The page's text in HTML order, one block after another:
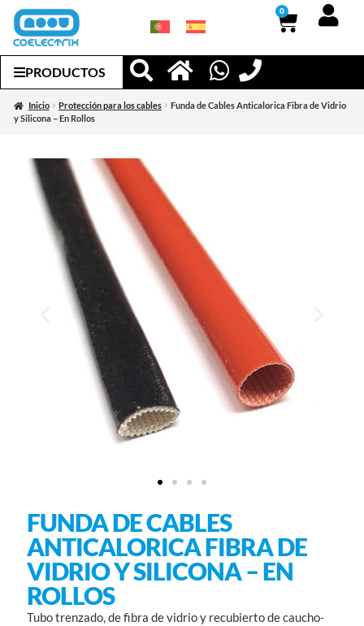
0
PRODUCTOS
Inicio Protección para los cables
Funda de Cables Anticalorica Fibra de Vidrio
y Silicona – En Rollos
FUNDA DE CABLES
ANTICALORICA FIBRA DE
VIDRIO Y SILICONA – EN
ROLLOS
Tubo trenzado, de fibra de vidrio y recubierto de caucho-